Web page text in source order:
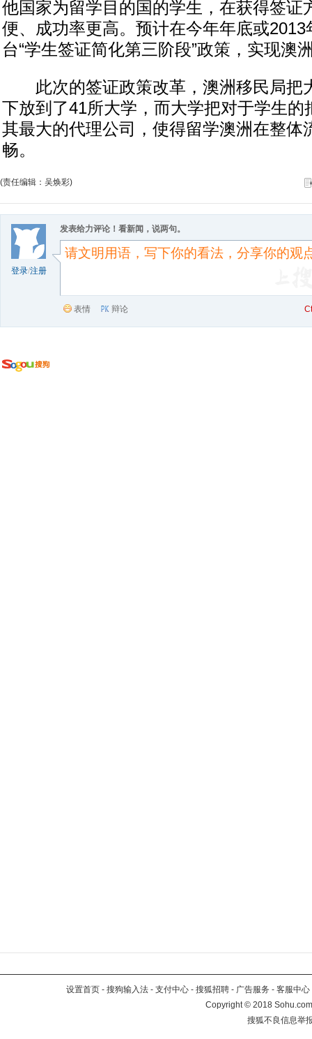
他国家为留学目的国的学生，在获得签证
便、成功率更高。预计在今年年底或2013
台“学生签证简化第三阶段”政策，实现澳
此次的签证政策改革，澳洲移民局把
下放到了41所大学，而大学把对于学生的
其最大的代理公司，使得留学澳洲在整体
畅。
(责任编辑：吴焕彩)
登录/注册
发表给力评论！看新闻，说两句。
表情 辩论
设置首页 - 搜狗输入法 - 支付中心 - 搜狐招聘 - 广告服务 - 客服中心
Copyright©2018
搜狐不良信息举